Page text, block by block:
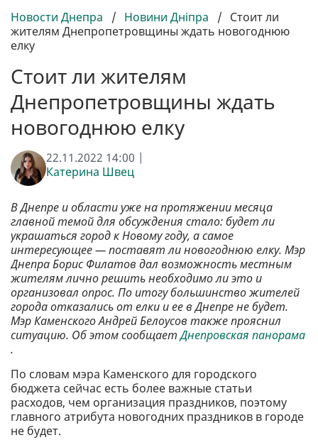
Новости Днепра / Новини Дніпра / Стоит ли
жителям Днепропетровщины ждать новогоднюю
елку
Стоит ли жителям
Днепропетровщины ждать
новогоднюю елку
22.11.2022 14:00 |
Катерина Швец
В Днепре и области уже на протяжении месяца
главной темой для обсуждения стало: будет ли
украшаться город к Новому году, а самое
интересующее — поставят ли новогоднюю елку. Мэр
Днепра Борис Филатов дал возможность местным
жителям лично решить необходимо ли это и
организовал опрос. По итогу большинство жителей
города отказались от елки и ее в Днепре не будет.
Мэр Каменского Андрей Белоусов также прояснил
ситуацию. Об этом сообщаетДнепровская панорама
.
По словам мэра Каменского для городского
бюджета сейчас есть более важные статьи
расходов, чем организация праздников, поэтому
главного атрибута новогодних праздников в городе
не будет.